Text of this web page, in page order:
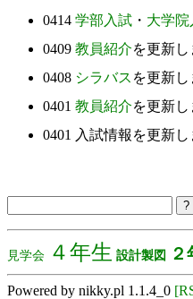
0414 学部入試 ・ 大学院
0409 教員紹介を更新し
0408 シラバス を更新し
0401 教員紹介を更新し
0401 入試情報を更新し
見学会 ４年生 設計製図 ２
Powered by nikky.pl 1.1.4_0